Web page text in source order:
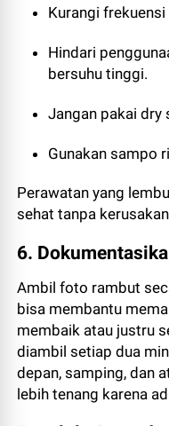
Kurangi
Hindari
bersuhu tinggi.
Jangan pakai dry
Gunakan sampo
Perawatan yang
sehat tanpa
6.
Ambil foto rambut
bisa membantu
membaik atau justru
diambil setiap dua
depan, samping, dan
lebih tenang karena